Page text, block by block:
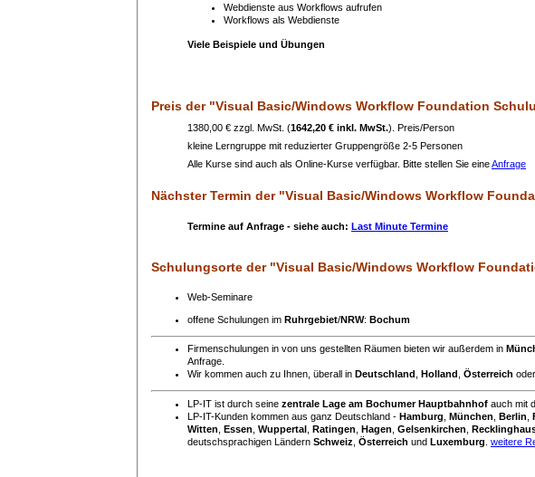
Webdienste aus Workflows aufrufen
Workflows als Webdienste
Viele Beispiele und Übungen
Preis der "Visual Basic/Windows Workflow Foundation
1380,00 € zzgl. MwSt. (1642,20 € inkl. MwSt.). Preis/Person
kleine Lerngruppe mit reduzierter Gruppengröße 2-5 Personen
Alle Kurse sind auch als Online-Kurse verfügbar. Bitte stellen Sie eineAnfrage
Nächster Termin der "Visual Basic/Windows Workflow
Termine auf Anfrage - siehe auch: Last Minute Termine
Schulungsorte der "Visual Basic/Windows Workflow
Web-Seminare
offene Schulungen im Ruhrgebiet/NRW: Bochum
Firmenschulungen in von uns gestellten Räumen bieten wir außerdem in
Anfrage.
Wir kommen auch zu Ihnen, überall in Deutschland Holland Österreich
LP-IT ist durch seine zentrale Lage am Bochumer Hauptbahnhof auch mit
LP-IT-Kunden kommen aus ganz Deutschland - Hamburg München Berlin
Witten Essen Wuppertal Ratingen Hagen Gelsenkirchen
deutschsprachigen Ländern Schweiz Österreich und Luxemburg weitere